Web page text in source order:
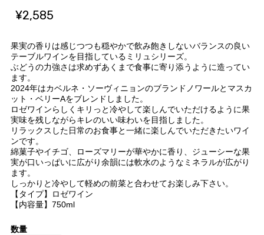
¥2,585
果実の香りは感じつつも穏やかで飲み飽きしないバランスの良い
テーブルワインを目指しているミリュシリーズ。
ぶどうの力強さは求めずあくまで食事に寄り添うように造ってい
ます。
2024年はカベルネ・ソーヴィニョンのブランドノワールとマスカ
ット・ベリーAをブレンドしました。
ロゼワインらしくキリっと冷やして楽しんでいただけるように果
実味を残しながらキレのいい味わいを目指しました。
リラックスした日常のお食事と一緒に楽しんでいただきたいワイ
ンです。
綿菓子やイチゴ、ローズマリーが華やかに香り、ジューシーな果
実が口いっぱいに広がり余韻には軟水のようなミネラルが広がり
ます。
しっかりと冷やして軽めの前菜と合わせてお楽しみ下さい。
【タイプ】ロゼワイン
【内容量】750ml
数量